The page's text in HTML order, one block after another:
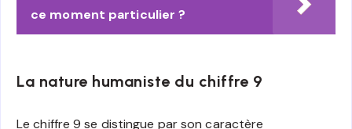
ce moment particulier ?
La nature humaniste du chiffre 9
Le chiffre 9 se distingue par son caractère